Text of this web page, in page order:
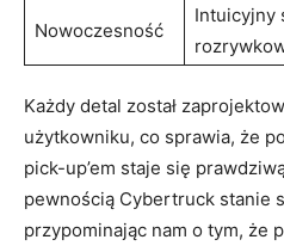
Nowoczesność
Intuicyjny
Każdy detal został
użytkowniku, co sprawia, że
pick-up’em staje się
pewnością Cybertruck ‌stanie
przypominając nam o tym, że